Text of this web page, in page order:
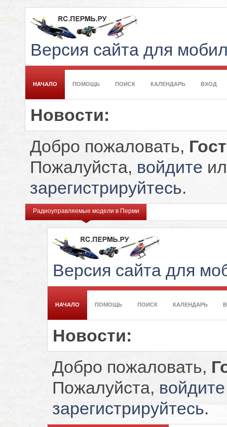
Версия сайта для
НАЧАЛО ПОМОЩЬ ПОИСК КАЛЕНДАРЬ ВХОД
Новости:
Добро пожаловать,
Пожалуйста, войдите
зарегистрируйтесь.
Радиоуправляемые модели в Перми
Версия сайта для
НАЧАЛО ПОМОЩЬ ПОИСК КАЛЕНДАРЬ
Новости:
Добро пожаловать,
Пожалуйста, войдите
зарегистрируйтесь.